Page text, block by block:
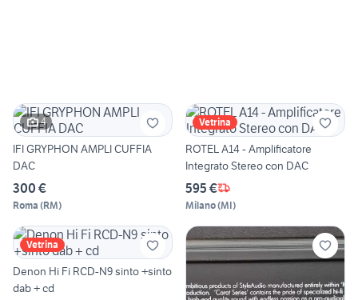
4
IFI GRYPHON AMPLI CUFFIA
DAC
300 €
Roma (RM)
Vetrina
ROTEL A14 - Amplificatore
Integrato Stereo con DAC
595 €
Milano(MI)
Vetrina
Denon Hi Fi RCD-N9 sinto +sinto
dab + cd